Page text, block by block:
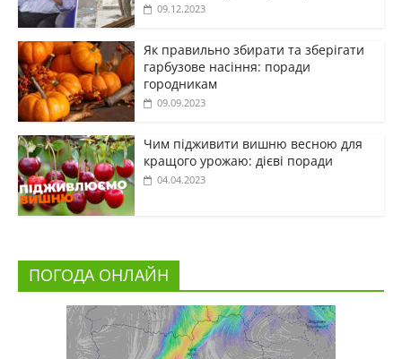
09.12.2023
Як правильно збирати та зберігати
гарбузове насіння: поради
городникам
09.09.2023
Чим підживити вишню весною для
кращого урожаю: дієві поради
04.04.2023
ПОГОДА ОНЛАЙН